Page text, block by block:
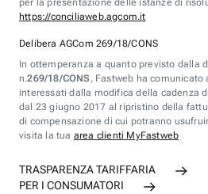
per la presentazione delle istanze di
https://conciliaweb.agcom.it
Delibera AGCom 269/18/CONS
In ottemperanza a quanto previsto dalla
n.269/18/CONS , Fastweb ha
interessati dalla modifica della cadenza
dal 23 giugno 2017 al ripristino della
di compensazione di cui potranno
visita la tua area clienti MyFastweb
TRASPARENZA TARIFFARIA
PER I CONSUMATORI